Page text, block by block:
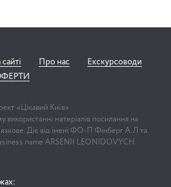
Про нас
Екскурсоводи
«Цікавий Київ»
використанні матеріалів посилання на
Діє від імені ФО-П Фінберг А.Л та
name ARSENII LEONIDOVYCH